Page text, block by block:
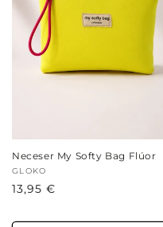
Neceser My Softy Bag Flúor
Proveedor:
GLOKO
Precio
13,95 €